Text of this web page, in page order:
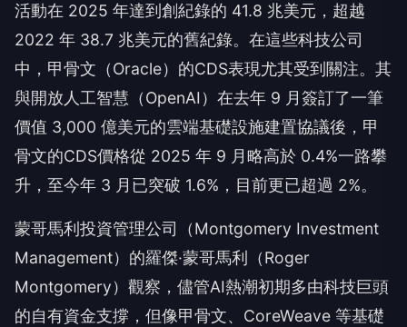
活動在 2025 年達到創紀錄的 41.8 兆美元，超越
2022 年 38.7 兆美元的舊紀錄。在這些科技公司
中，甲骨文（Oracle）的CDS表現尤其受到關注。其
與開放人工智慧（OpenAI）在去年 9 月簽訂了一筆
價值 3,000 億美元的雲端基礎設施建置協議後，甲
骨文的CDS價格從 2025 年 9 月略高於 0.4%一路攀
升，至今年 3 月已突破 1.6%，目前更已超過 2%。
蒙哥馬利投資管理公司（Montgomery Investment
Management）的羅傑·蒙哥馬利（Roger
Montgomery）觀察，儘管AI熱潮初期多由科技巨頭
的自有資金支撐，但像甲骨文、CoreWeave 等基礎